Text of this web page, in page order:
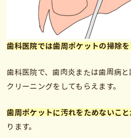
歯科医院では歯周ポケットの掃除を
歯科医院で、歯肉炎または歯周病
クリーニングをしてもらえます。
歯周ポケットに汚れをためないこ
ります。